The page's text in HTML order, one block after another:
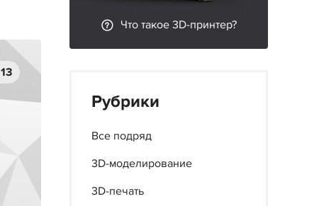
13
Что такое 3D-принтер?
Рубрики
Все подряд
3D-моделирование
3D-печать